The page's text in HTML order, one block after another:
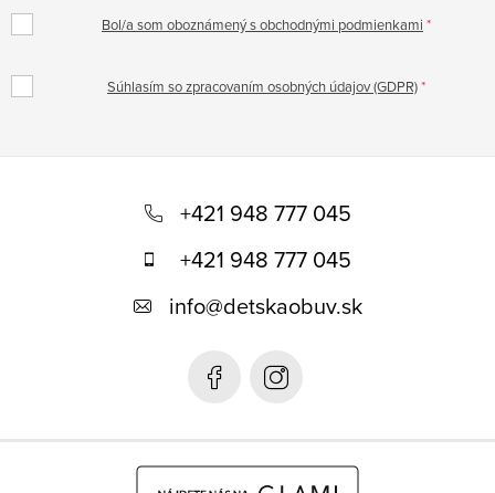
Bol/a som oboznámený s obchodnými podmienkami
Súhlasím so zpracovaním osobných údajov (GDPR)
+421 948 777 045
+421 948 777 045
info@detskaobuv.sk